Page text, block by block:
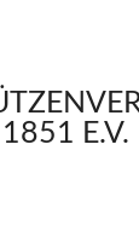
E.V.